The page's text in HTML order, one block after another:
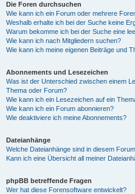
Die Foren durchsuchen
Wie kann ich ein Forum oder mehrere
Weshalb erhalte ich bei der Suche keine
Warum bekomme ich bei der Suche eine
Wie kann ich nach Mitgliedern suchen?
Wie kann ich meine eigenen Beiträge und
Abonnements und Lesezeichen
Was ist der Unterschied zwischen einem
Thema oder Forum?
Wie kann ich ein Lesezeichen auf ein
Wie kann ich ein Forum abonnieren?
Wie deaktiviere ich meine Abonnements?
Dateianhänge
Welche Dateianhänge sind in diesem
Kann ich eine Übersicht all meiner
phpBB betreffende Fragen
Wer hat diese Forensoftware entwickelt?